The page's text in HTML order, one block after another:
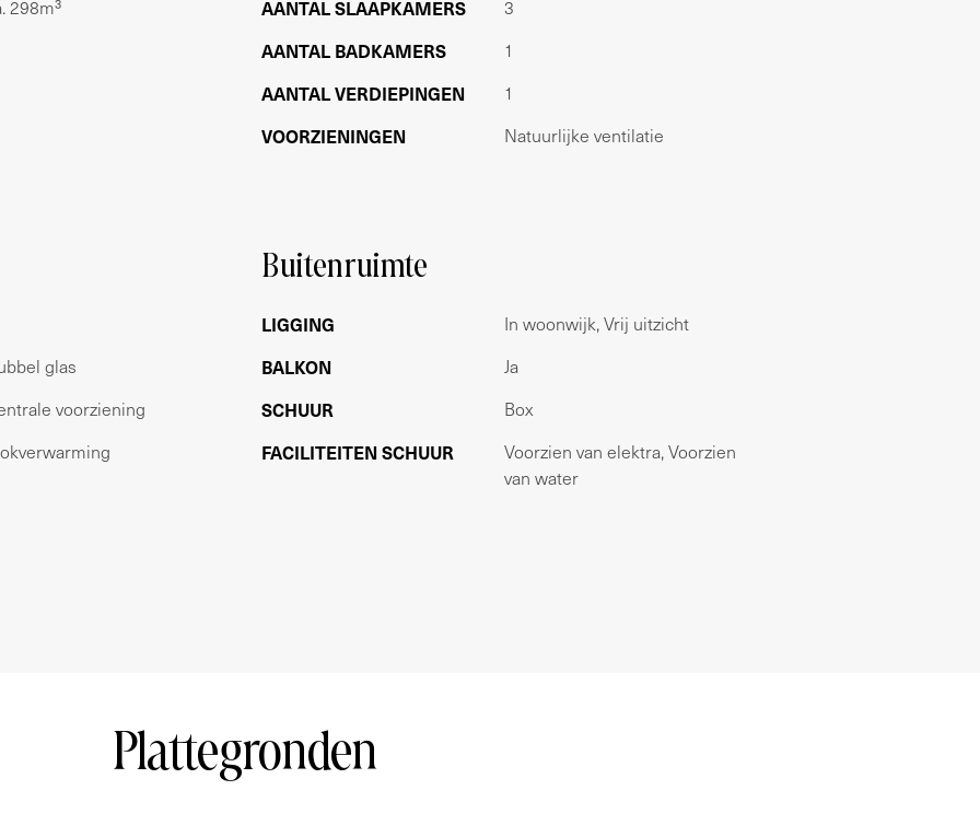
beheer door Ymere, de maandelijkse bijdrage
belang zijn. Met betrekking tot deze woning is
toepassing zijn de NVM-voorwaarden.
298m³ AANTAL SLAAPKAMERS 3
AANTAL BADKAMERS 1
AANTAL VERDIEPINGEN 1
VOORZIENINGEN Natuurlijke ventilatie
glas
voorziening
Buitenruimte
LIGGING In woonwijk, Vrij uitzicht
BALKON Ja
SCHUUR Box
FACILITEITEN SCHUUR
Voorzien van elektra, Voorzien
van water
Plattegronden